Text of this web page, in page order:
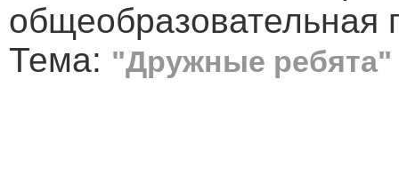
общеобразовательная
Тема: "Дружные ребята"